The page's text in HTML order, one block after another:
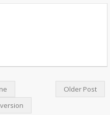
Older Post